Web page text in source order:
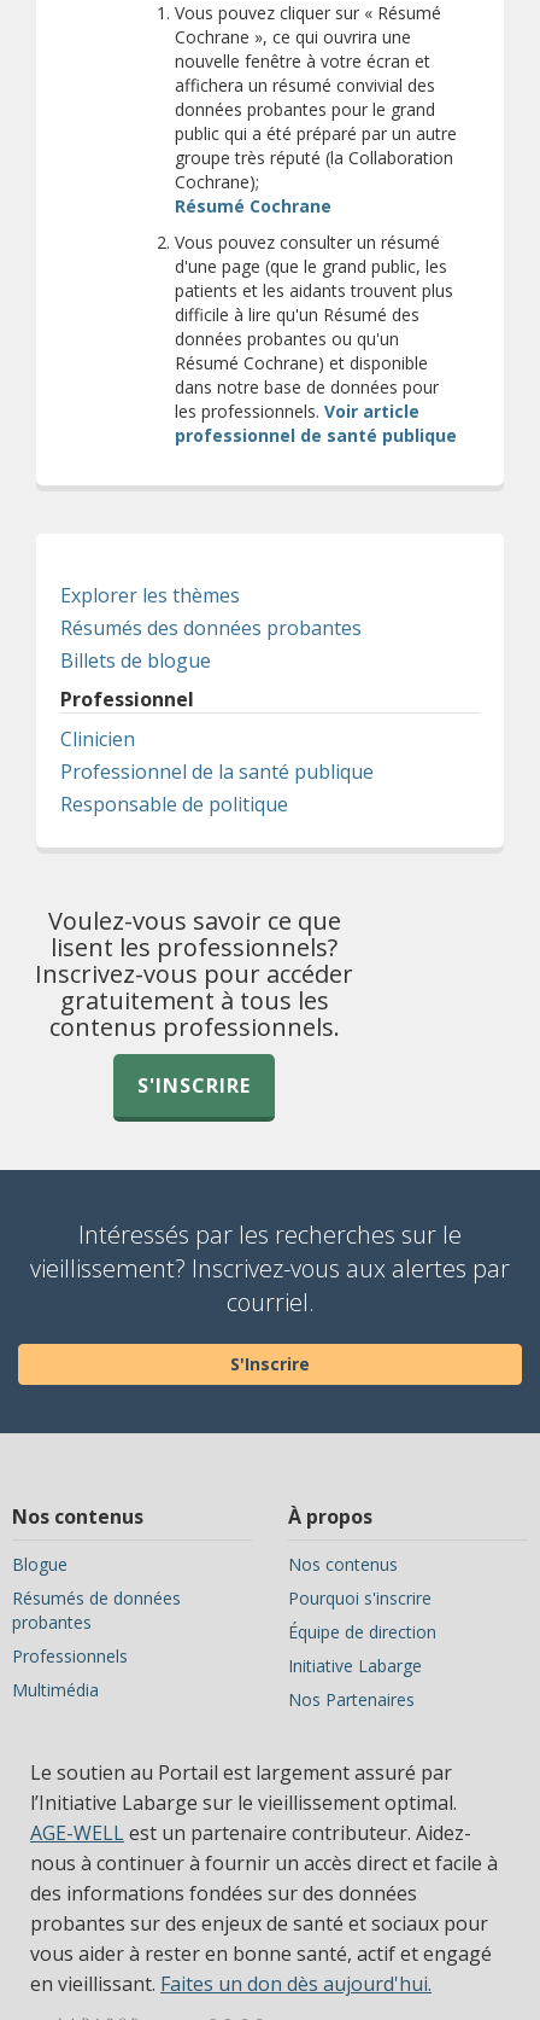
Vous pouvez cliquer sur « Résumé
Cochrane », ce qui ouvrira une
nouvelle fenêtre à votre écran et
affichera un résumé convivial des
données probantes pour le grand
public qui a été préparé par un autre
groupe très réputé (la Collaboration
Cochrane);
Résumé Cochrane
Vous pouvez consulter un résumé
d'une page (que le grand public, les
patients et les aidants trouvent plus
difficile à lire qu'un Résumé des
données probantes ou qu'un
Résumé Cochrane) et disponible
dans notre base de données pour
les professionnels. Voir article
professionnel de santé publique
Explorer les thèmes
Résumés des données probantes
Billets de blogue
Professionnel
Clinicien
Professionnel de la santé publique
Responsable de politique
Voulez-vous savoir ce que
lisent les professionnels?
Inscrivez-vous pour accéder
gratuitement à tous les
contenus professionnels.
S'INSCRIRE
Intéressés par les recherches sur le
vieillissement? Inscrivez-vous aux alertes par
courriel.
S'Inscrire
Nos contenus
Blogue
Résumés de données
probantes
Professionnels
Multimédia
À propos
Nos contenus
Pourquoi s'inscrire
Équipe de direction
Initiative Labarge
Nos Partenaires
Le soutien au Portail est largement assuré par
l’Initiative Labarge sur le vieillissement optimal.
AGE-WELLest un partenaire contributeur. Aidez-
nous à continuer à fournir un accès direct et facile à
des informations fondées sur des données
probantes sur des enjeux de santé et sociaux pour
vous aider à rester en bonne santé, actif et engagé
en vieillissant. Faites un don dès aujourd'hui.